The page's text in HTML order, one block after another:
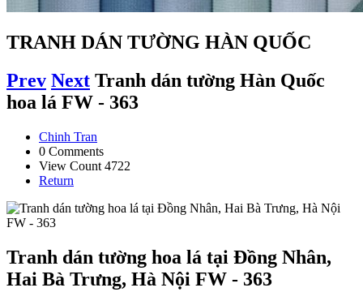
TRANH DÁN TƯỜNG HÀN QUỐC
Prev Next Tranh dán tường Hàn Quốc
hoa lá FW - 363
Chinh Tran
0 Comments
View Count 4722
Return
Tranh dán tường hoa lá tại Đồng Nhân,
Hai Bà Trưng, Hà Nội FW - 363